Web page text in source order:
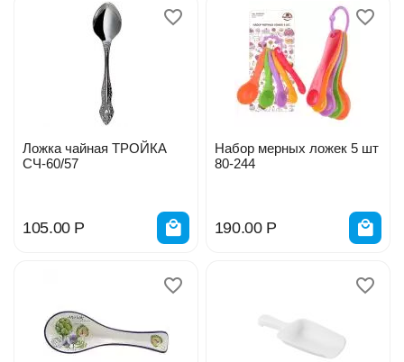
Ложка чайная ТРОЙКА
СЧ-60/57
105.00 Р
Набор мерных ложек 5 шт
80-244
190.00 Р